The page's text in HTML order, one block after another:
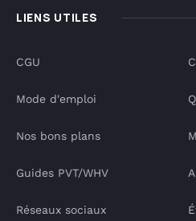
LIENS UTILES
CGU
Mode d'emploi
Nos bons plans
Guides PVT/WHV
Réseaux sociaux